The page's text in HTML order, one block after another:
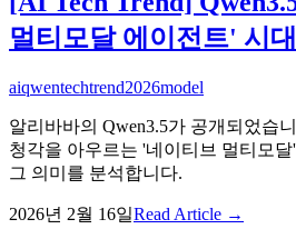
멀티모달 에이전트' 시
aiqwentechtrend2026model
알리바바의 Qwen3.5가 공개되었습
청각을 아우르는 '네이티브 멀티모
그 의미를 분석합니다.
2026년 2월 16일Read Article →